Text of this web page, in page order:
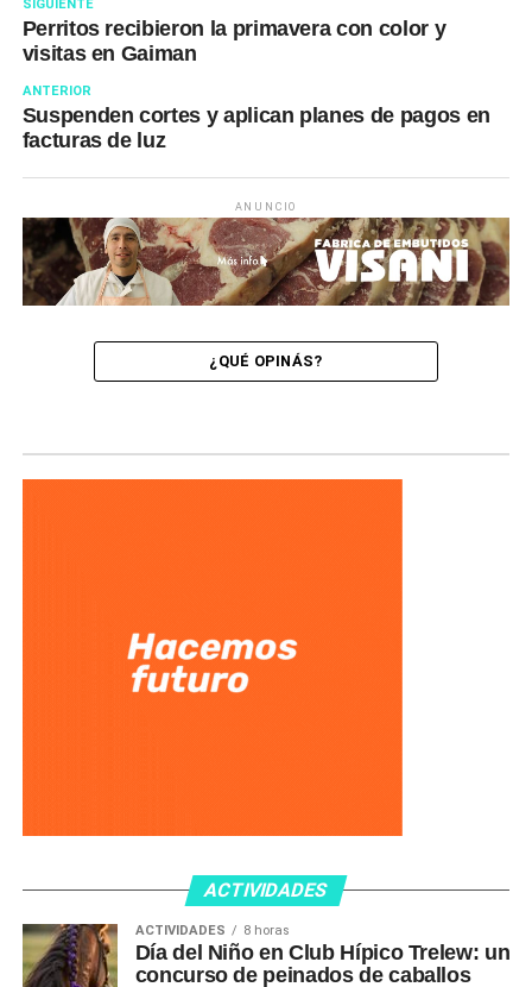
SIGUIENTE
Perritos recibieron la primavera con color y
visitas en Gaiman
ANTERIOR
Suspenden cortes y aplican planes de pagos en
facturas de luz
ANUNCIO
¿QUÉ OPINÁS?
ACTIVIDADES
ACTIVIDADES 8 horas
Día del Niño en Club Hípico Trelew: un
concurso de peinados de caballos